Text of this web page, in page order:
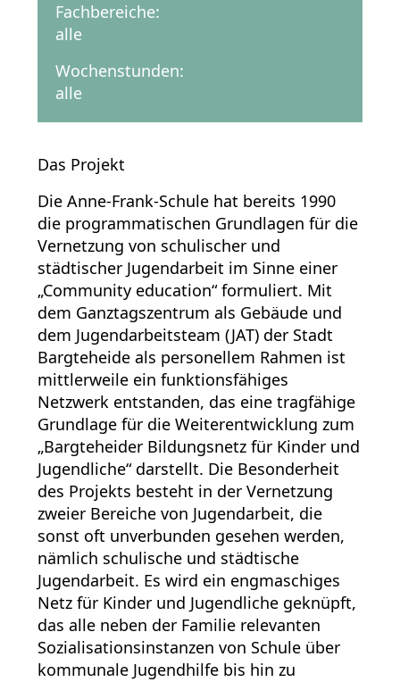
Fachbereiche:
alle
Wochenstunden:
alle
Das Projekt
Die Anne-Frank-Schule hat bereits 1990
die programmatischen Grundlagen für die
Vernetzung von schulischer und
städtischer Jugendarbeit im Sinne einer
„Community education“ formuliert. Mit
dem Ganztagszentrum als Gebäude und
dem Jugendarbeitsteam (JAT) der Stadt
Bargteheide als personellem Rahmen ist
mittlerweile ein funktionsfähiges
Netzwerk entstanden, das eine tragfähige
Grundlage für die Weiterentwicklung zum
„Bargteheider Bildungsnetz für Kinder und
Jugendliche“ darstellt. Die Besonderheit
des Projekts besteht in der Vernetzung
zweier Bereiche von Jugendarbeit, die
sonst oft unverbunden gesehen werden,
nämlich schulische und städtische
Jugendarbeit. Es wird ein engmaschiges
Netz für Kinder und Jugendliche geknüpft,
das alle neben der Familie relevanten
Sozialisationsinstanzen von Schule über
kommunale Jugendhilfe bis hin zu